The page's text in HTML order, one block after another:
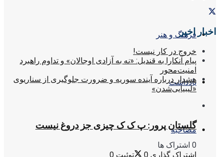
فرهنگ و هنر
یادداشت
مصاحبه
اخبار اخیر
خروج در کار نیست!
پیام آنکارا به قندیل: «نه به آزادی اوجالان» و تداوم راهبرد
امنیت‌محور
هشدار درباره آینده سوریه و ضرورت جلوگیری از سناریوی
«لیبیایی‌شدن»
گلستان پرور: پ ک ک چیزی جز دروغ نیست
0 اشتراک ها
اشتراک گذاری 0 توئیت 0